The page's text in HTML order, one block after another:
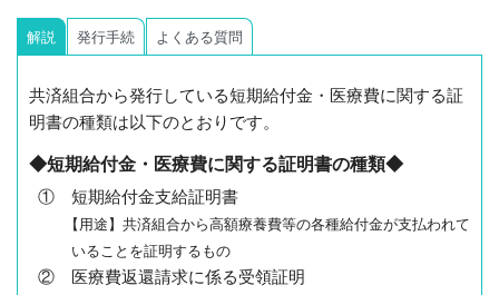
解説 発行手続 よくある質問
共済組合から発行している短期給付金・医療費に関する証
明書の種類は以下のとおりです。
◆短期給付金・医療費に関する証明書の種類◆
① 短期給付金支給証明書
【用途】共済組合から高額療養費等の各種給付金が支払われて
いることを証明するもの
② 医療費返還請求に係る受領証明